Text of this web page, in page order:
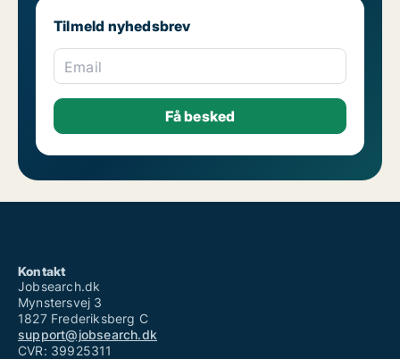
Tilmeld nyhedsbrev
Email
Kontakt
Jobsearch.dk
Mynstersvej 3
1827 Frederiksberg C
support@jobsearch.dk
CVR: 39925311